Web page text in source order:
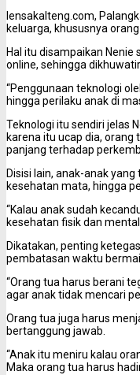
lensakalteng.com,
keluarga, khususnya
Hal itu disampaikan
online, sehingga
“Penggunaan teknologi
hingga perilaku anak di
Teknologi itu sendiri jelas
karena itu ucap dia,
panjang terhadap
Disisi lain, anak-anak
kesehatan mata, hingga
“Kalau anak sudah
kesehatan fisik dan
Dikatakan, penting
pembatasan waktu
“Orang tua harus berani
agar anak tidak mencari
Orang tua juga harus
bertanggung jawab.
“Anak itu meniru kalau
Maka orang tua harus